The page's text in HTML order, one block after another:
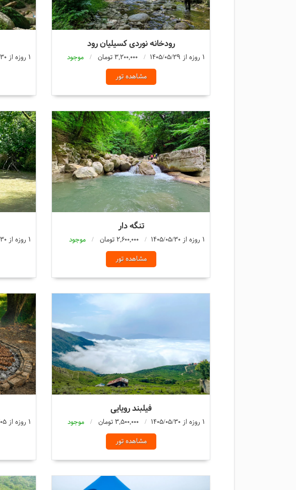
رودخانه نوردی کسیلیان رود
1 روزه از 1405/05/29 3,200,000 تومان
موجود
مشاهده تور
1 روزه از 1405/05/30
تنگه دار
1 روزه از 1405/05/30 2,600,000 تومان
موجود
مشاهده تور
1 روزه از 1405/05/30
فیلبند رویایی
1 روزه از 1405/05/30 3,500,000 تومان
موجود
مشاهده تور
1 روزه از 1405/06/05